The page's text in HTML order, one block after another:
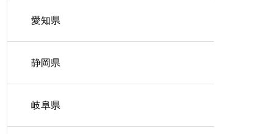
愛知県
静岡県
岐阜県